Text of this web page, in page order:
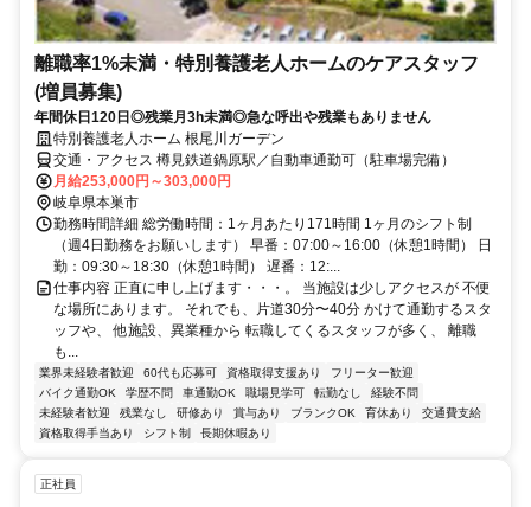
離職率1%未満・特別養護老人ホームのケアスタッフ
(増員募集)
年間休日120日◎残業月3h未満◎急な呼出や残業もありません
特別養護老人ホーム 根尾川ガーデン
交通・アクセス 樽見鉄道鍋原駅／自動車通勤可（駐車場完備）
月給253,000円～303,000円
岐阜県本巣市
勤務時間詳細 総労働時間：1ヶ月あたり171時間 1ヶ月のシフト制
（週4日勤務をお願いします） 早番：07:00～16:00（休憩1時間） 日
勤：09:30～18:30（休憩1時間） 遅番：12:...
仕事内容 正直に申し上げます・・・。 当施設は少しアクセスが 不便
な場所にあります。 それでも、片道30分〜40分 かけて通勤するスタ
ッフや、 他施設、異業種から 転職してくるスタッフが多く、 離職
も...
業界未経験者歓迎 60代も応募可 資格取得支援あり
フリーター歓迎
バイク通勤OK
学歴不問 車通勤OK 職場見学可 転勤なし
経験不問
未経験者歓迎
残業なし 研修あり 賞与あり ブランクOK 育休あり
交通費支給
資格取得手当あり
シフト制 長期休暇あり
正社員